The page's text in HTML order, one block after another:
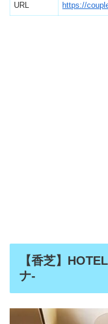
URL https://
【香芝】
ナ-